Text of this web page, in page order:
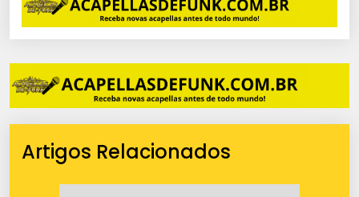
Artigos Relacionados